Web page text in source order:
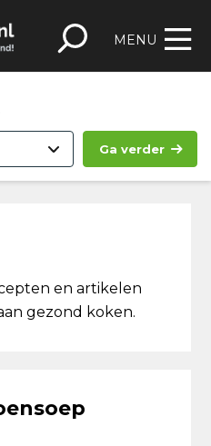
MENU
Ga verder
en artikelen
gezond koken.